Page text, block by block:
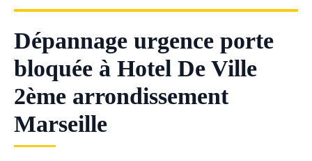
Dépannage urgence porte
bloquée à Hotel De Ville
2ème arrondissement
Marseille